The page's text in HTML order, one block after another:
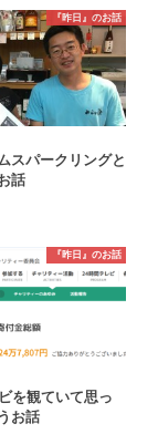
『昨日』のお話
スパークリングと
話
『昨日』のお話
を観ていて思っ
お話